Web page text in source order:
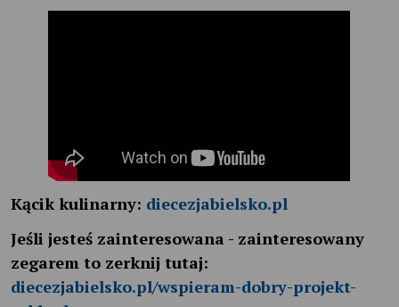
Kącik kulinarny: diecezjabielsko.pl
Jeśli jesteś zainteresowana - zainteresowany
zegarem to zerknij tutaj:
diecezjabielsko.pl/wspieram-dobry-projekt-